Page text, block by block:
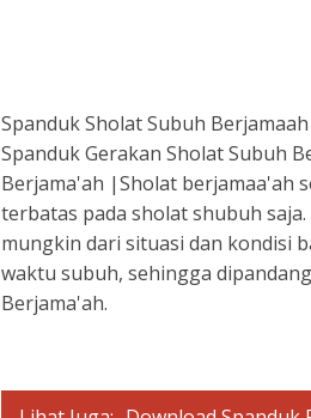
Spanduk Sholat Subuh
Spanduk Gerakan Sholat Subuh
Berjama'ah |Sholat berjamaa'ah
terbatas pada sholat shubuh
mungkin dari situasi dan kondisi
waktu subuh, sehingga
Berjama'ah.